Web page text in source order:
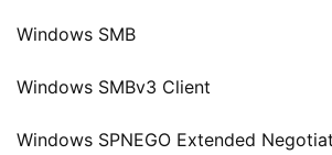
Windows SMB
Windows SMBv3 Client
Windows SPNEGO Extended